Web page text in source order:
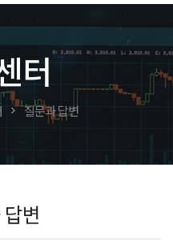
터
질문과 답변
변